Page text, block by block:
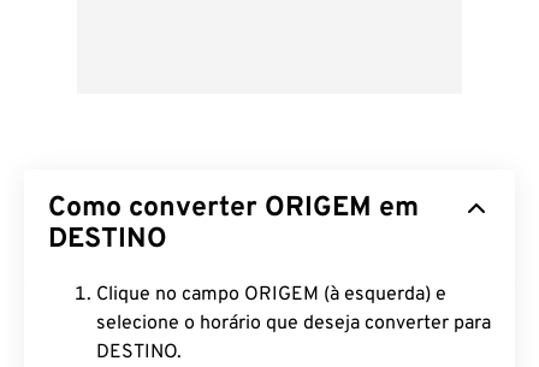
Como converter ORIGEM em
DESTINO
Clique no campo ORIGEM (à esquerda) e
selecione o horário que deseja converter para
DESTINO.